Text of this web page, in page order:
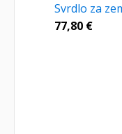
Svrdlo za
77,80 €